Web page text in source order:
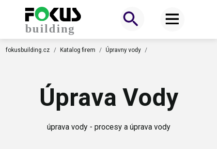
fokusbuilding.cz Katalog firem Úpravny vody
Úprava Vody
úprava vody - procesy a úprava vody